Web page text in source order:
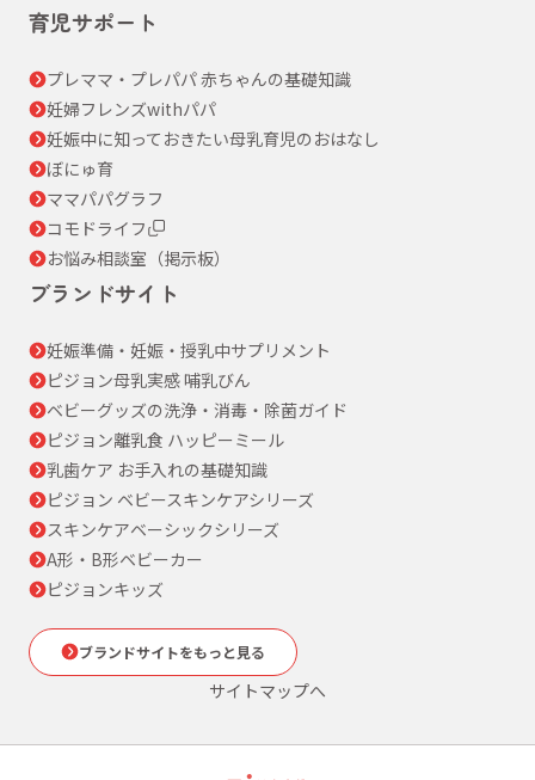
育児サポート
プレママ・プレパパ 赤ちゃんの基礎知識
妊婦フレンズwithパパ
妊娠中に知っておきたい母乳育児のおはなし
ぼにゅ育
ママパパグラフ
コモドライフ
お悩み相談室（掲示板）
ブランドサイト
妊娠準備・妊娠・授乳中サプリメント
ピジョン母乳実感 哺乳びん
ベビーグッズの洗浄・消毒・除菌ガイド
ピジョン離乳食 ハッピーミール
乳歯ケア お手入れの基礎知識
ピジョン ベビースキンケアシリーズ
スキンケアベーシックシリーズ
A形・B形ベビーカー
ピジョンキッズ
ブランドサイトをもっと見る
サイトマップへ